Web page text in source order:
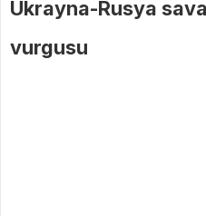
Ukrayna-Rusya
vurgusu